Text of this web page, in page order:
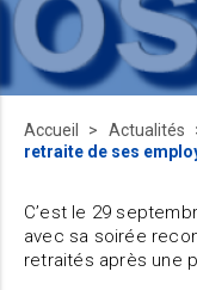
Accueil Actualités
retraite de ses
C’est le 29
avec sa soirée
retraités après une